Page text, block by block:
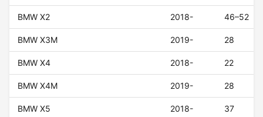
BMW X2 2018- 46–52
BMW X3M 2019- 28
BMW X4 2018- 22
BMW X4M 2019- 28
BMW X5 2018- 37